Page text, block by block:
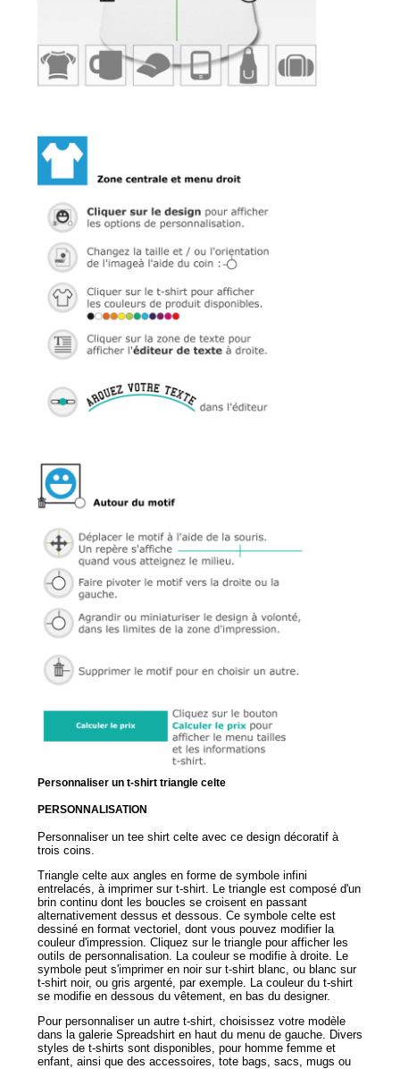
Personnaliser un t-shirt triangle celte
PERSONNALISATION
Personnaliser un tee shirt celte avec ce design décoratif à
trois coins.
Triangle celte aux angles en forme de symbole infini
entrelacés, à imprimer sur t-shirt. Le triangle est composé d'un
brin continu dont les boucles se croisent en passant
alternativement dessus et dessous. Ce symbole celte est
dessiné en format vectoriel, dont vous pouvez modifier la
couleur d'impression. Cliquez sur le triangle pour afficher les
outils de personnalisation. La couleur se modifie à droite. Le
symbole peut s'imprimer en noir sur t-shirt blanc, ou blanc sur
t-shirt noir, ou gris argenté, par exemple. La couleur du t-shirt
se modifie en dessous du vêtement, en bas du designer.
Pour personnaliser un autre t-shirt, choisissez votre modèle
dans la galerie Spreadshirt en haut du menu de gauche. Divers
styles de t-shirts sont disponibles, pour homme femme et
enfant, ainsi que des accessoires, tote bags, sacs, mugs ou